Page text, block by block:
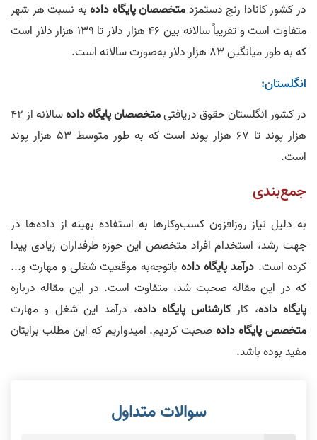
در کشور کانادا رنج دستمزدمتخصصان پایگاه‌ دادهبه نسبت هر شهر
متفاوت است و تقریباً سالانه بین 46 هزار دلار تا 139 هزار دلار است
که به طور میانگین 83 هزار دلار به‌صورت سالانه است.
انگلستان:
در کشور انگلستان حقوق دریافتیمتخصصان پایگاه‌ داده
سالانه از 42
هزار پوند تا 67 هزار پوند است که به طور متوسط 53 هزار پوند
است.
جمع‌بندی
به دلیل نیاز روزافزون کسب‌وکارها به استفاده بهینه از داده‌ها در
جهت رشد، استخدام افراد متخصص این حوزه طرفداران زیادی پیدا
کرده است. درآمد پایگاه‌ داده باتوجه‌به موقعیت شغلی و مهارت و...
که در این مقاله صحبت شد، متفاوت است. در این مقاله درباره
پایگاه‌ داده، کارکارشناس پایگاه‌ داده، درآمد این شغل و مهارت
متخصص پایگاه‌ دادهصحبت کردیم. امیدواریم که این مطلب برایتان
مفید بوده باشد.